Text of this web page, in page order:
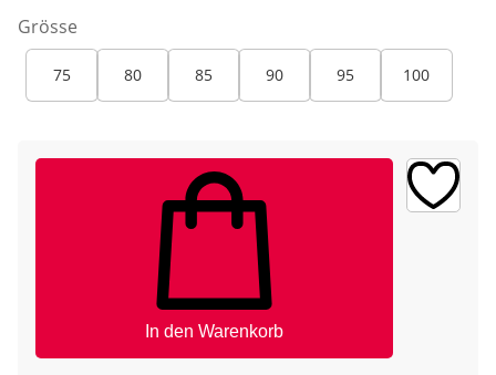
Grösse
75 80 85 90 95 100
In den Warenkorb